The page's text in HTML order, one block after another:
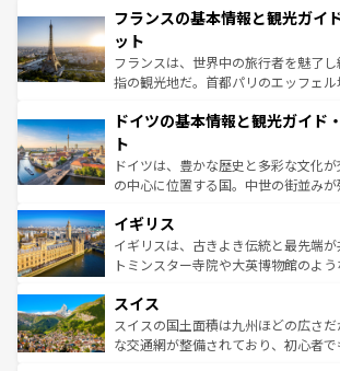
なお、新着のイタリア情報はコンテ
しい。
文化が根付くこの国では、情熱的なフ
れる闘牛、そして美味しいタパスが生
る。首都マドリードの洗練された雰
アートに溢れた街角から、地方では
せる。地方によって風土や気候が異な
ンテンツ一覧 を参照してほしい。
フランスの基本情報と観光ガイ
ット
フランスは、世界中の旅行者を魅了
指の観光地だ。首都パリのエッフェ
で、幅広い魅力が詰まっている。華麗
聖堂、美しいビーチ、そして豊かな自
から魅了する。また、フランスは美
れ、フランス料理はユネスコ無形文
香り高いラベンダー畑など、多彩な楽
らに、パリ以外の地域にも魅力が溢
も豊かな歴史と文化が息づいている。
を参照してほしい。
ドイツの基本情報と観光ガイド
ト
ドイツは、豊かな歴史と多彩な文化
の中心に位置する国。中世の街並み
顔を持つこの国は、どこを歩いても飽
ルリンの文化的活気、バイエルン州
してライン川沿いのワイン畑といっ
は、お酒好きな人にはぜひ体験してほしい。 なお
ドイツ情報はコンテンツ一覧を参照
イギリス
イギリスは、古きよき伝統と最先端
トミンスター寺院や大英博物館のよ
リアごとに異なる魅力がある。また、
ティー、ビール好きにはたまらない
戦など、本場だからこそできる体験
スイス
スイスの国土面積は九州ほどの広さ
な交通網が整備されており、初心者